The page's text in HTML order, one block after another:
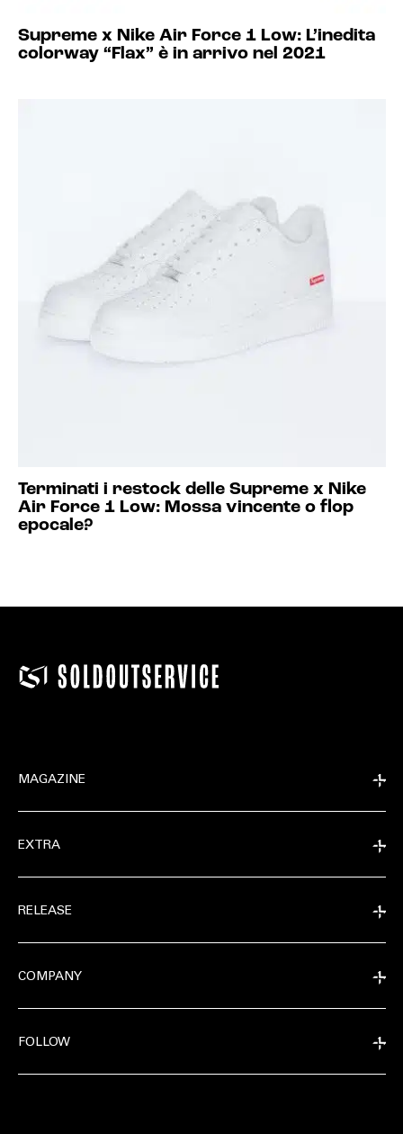
Supreme x Nike Air Force 1 Low: L’inedita
colorway “Flax” è in arrivo nel 2021
Terminati i restock delle Supreme x Nike
Air Force 1 Low: Mossa vincente o flop
epocale?
MAGAZINE
EXTRA
RELEASE
COMPANY
FOLLOW